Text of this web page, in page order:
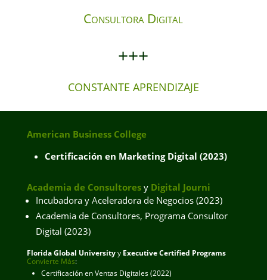
Consultora Digital
+++
CONSTANTE APRENDIZAJE
American Business College
Certificación en Marketing Digital (2023)
Academia de Consultoresy Digital Journi
Incubadora y Aceleradora de Negocios (2023)
Academia de Consultores, Programa Consultor
Digital (2023)
Florida Global Universityy Executive Certified Programs
Convierte Más:
Certificación en Ventas Digitales (2022)